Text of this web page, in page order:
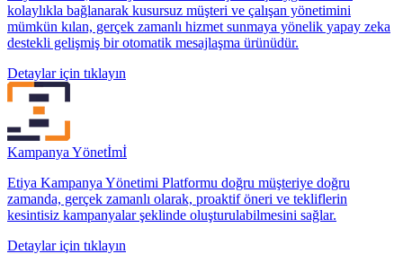
kolaylıkla bağlanarak kusursuz müşteri ve çalışan yönetimini
mümkün kılan, gerçek zamanlı hizmet sunmaya yönelik yapay zeka
destekli gelişmiş bir otomatik mesajlaşma ürünüdür.
Detaylar için tıklayın
Kampanya Yönetİmİ
Etiya Kampanya Yönetimi Platformu doğru müşteriye doğru
zamanda, gerçek zamanlı olarak, proaktif öneri ve tekliflerin
kesintisiz kampanyalar şeklinde oluşturulabilmesini sağlar.
Detaylar için tıklayın